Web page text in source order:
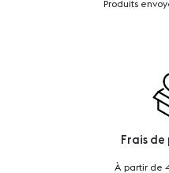
Produits
Frais
À partir de